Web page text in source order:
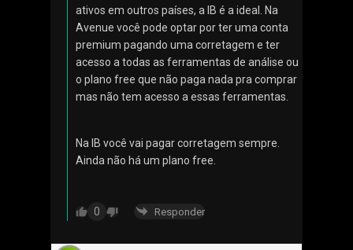
ativos em outros países, a IB é a ideal. Na
Avenue você pode optar por ter uma conta
premium pagando uma corretagem e ter
acesso a todas as ferramentas de análise ou
o plano free que não paga nada pra comprar
mas não tem acesso a essas ferramentas.
Na IB você vai pagar corretagem sempre.
Ainda não há um plano free.
0 Responder